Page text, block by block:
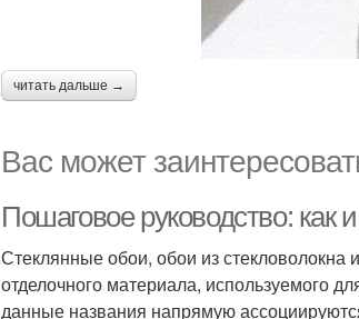
читать дальше →
Вас может
Пошаговое руководство: как
Стеклянные обои, обои из стекловолокна
отделочного материала, используемого
данные названия напрямую